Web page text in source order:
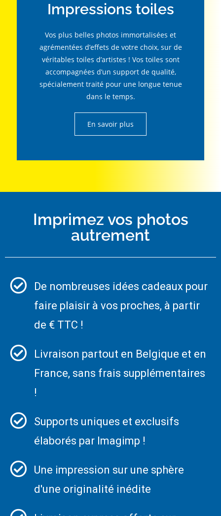
Impressions toiles
Vos plus belles photos immortalisées et
agrémentées d’effets de votre choix, sur de
véritables toiles d’artistes ! Vos toiles sont
accompagnées d’un support de qualité,
spécialement traité pour une longue tenue
dans le temps.
En savoir plus
Imprimez vos photos
autrement
De nombreuses idées cadeaux pour
faire plaisir à vos proches, à partir
de € TTC !
Livraison partout en Belgique et en
France, sans frais supplémentaires
!
Supports uniques et exclusifs
élaborés par Imagimp !
Une impression sur une sphère
d'une originalité inédite